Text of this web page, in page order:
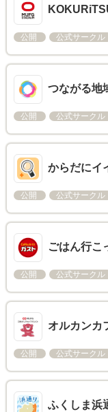
公開 公式サークル
つながる地
公開 公式サークル
からだにイ
公開 公式サークル
ごはん行こ
公開 公式サークル
オルカンカ
公開 公式サークル
ふくしま浜